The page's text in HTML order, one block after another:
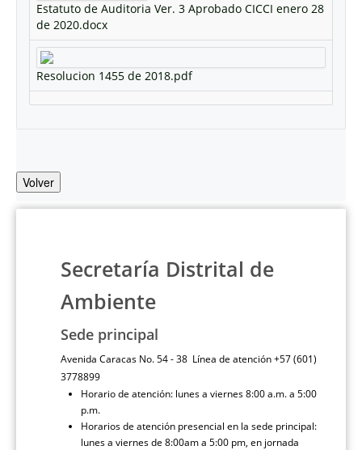
Estatuto de Auditoria Ver. 3 Aprobado CICCI enero 28
de 2020.docx
Resolucion 1455 de 2018.pdf
Volver
Secretaría Distrital de
Ambiente
Sede principal
Avenida Caracas No. 54 - 38 Línea de atención +57 (601)
3778899
Horario de atención: lunes a viernes 8:00 a.m. a 5:00
p.m.
Horarios de atención presencial en la sede principal:
lunes a viernes de 8:00am a 5:00 pm, en jornada